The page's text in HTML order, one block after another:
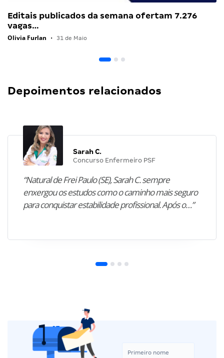
Editais publicados da semana ofertam 7.276
vagas…
Olivia Furlan • 31 de Maio
Depoimentos relacionados
Sarah C.
Concurso Enfermeiro PSF
“Natural de Frei Paulo (SE), Sarah C. sempre
enxergou os estudos como o caminho mais seguro
para conquistar estabilidade profissional. Após o…”